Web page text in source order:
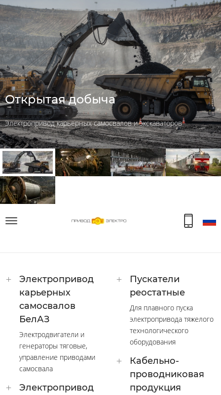
Открытая добыча
Электропривод карьерных самосвалов и экскаваторов
Электропривод
карьерных
самосвалов
БелАЗ
Электродвигатели и
генераторы тяговые,
управление приводами
самосвала
Электропривод
Пускатели
реостатные
Для плавного пуска
электропривода тяжелого
технологического
оборудования
Кабельно-
проводниковая
продукция